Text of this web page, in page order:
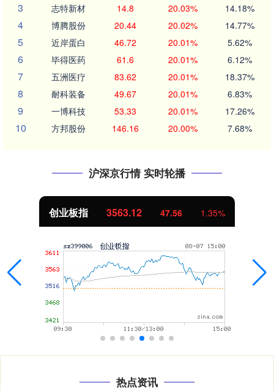
3 志特新材 14.8 20.03% 14.18%
4 博腾股份 20.44 20.02% 14.77%
5 近岸蛋白 46.72 20.01% 5.62%
6 毕得医药 61.6 20.01% 6.12%
7 五洲医疗 83.62 20.01% 18.37%
8 耐科装备 49.67 20.01% 6.83%
9 一博科技 53.33 20.01% 17.26%
10 方邦股份 146.16 20.00% 7.68%
沪深京行情 实时轮播
基金指数 7242.10 12.30
热点资讯